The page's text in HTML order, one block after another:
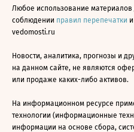
Любое использование материалов
соблюдении правил перепечатки
vedomosti.ru
Новости, аналитика, прогнозы и
на данном сайте, не являются
или продаже каких-либо активов.
На информационном ресурсе
технологии (информационные
информации на основе сбора,